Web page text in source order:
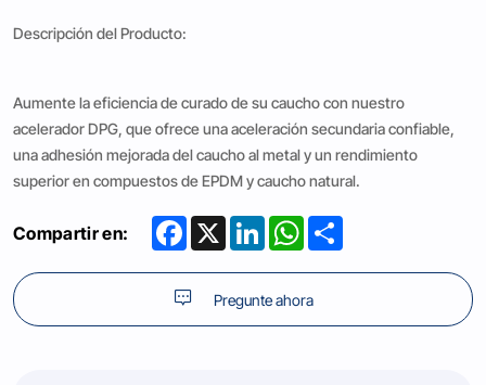
Descripción del Producto:
Aumente la eficiencia de curado de su caucho con nuestro
acelerador DPG, que ofrece una aceleración secundaria confiable,
una adhesión mejorada del caucho al metal y un rendimiento
superior en compuestos de EPDM y caucho natural.
Compartir en: Facebook
X LinkedInWhatsApp
Pregunte ahora